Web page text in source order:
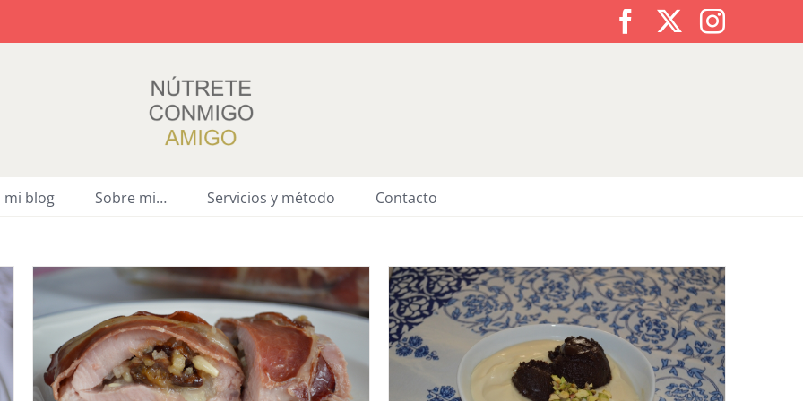
Facebook
mi blog Sobre mi… Servicios y método Contacto